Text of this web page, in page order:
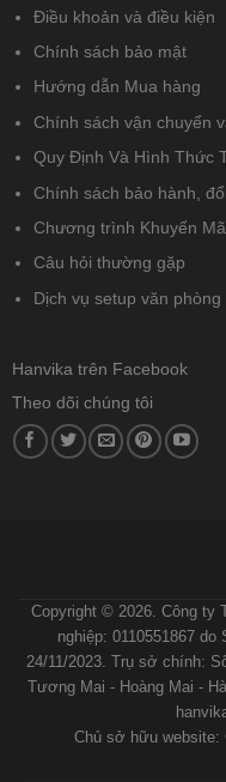
Điều khoản và điều kiện
Chính sách bảo mật
Hướng dẫn Mua hàng
Chính sách vận chuyển
Quy Định Và Hình Thức
Chính sách bảo hành,
Chương trình Khuyến
Câu hỏi thường gặp
Dịch vụ setup văn phòng
Hanvika trên Facebook
Theo dõi chúng tôi
Copyright © 2026. Công ty
nghiệp: 0110551867
24/11/2023. Trụ sở chính:
Tương Mai - Hoàng Mai -
Chủ sở hữu website: